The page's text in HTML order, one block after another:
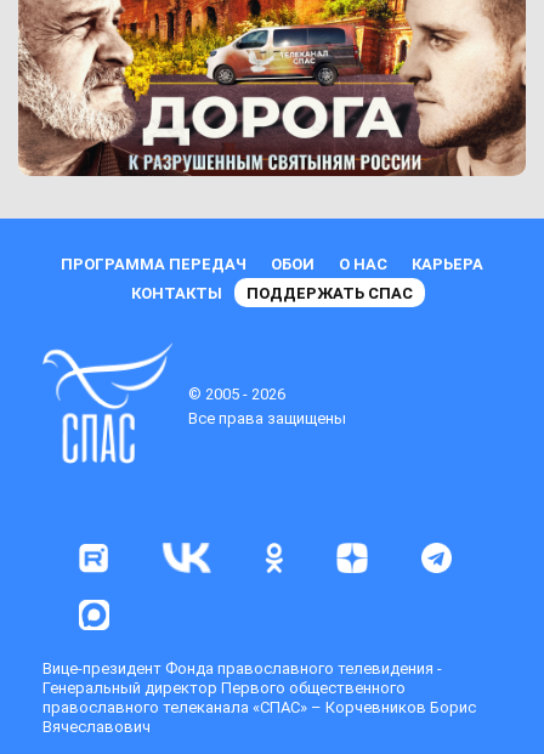
ПРОГРАММА ПЕРЕДАЧ ОБОИ О НАС
КАРЬЕРА
КОНТАКТЫ
ПОДДЕРЖАТЬ СПАС
© 2005 - 2026
Все права защищены
Вице-президент Фонда православного телевидения -
Генеральный директор Первого общественного
православного телеканала «СПАС» – Корчевников Борис
Вячеславович